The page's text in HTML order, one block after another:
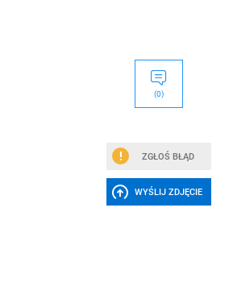
(0)
ZGŁOŚ BŁĄD
WYŚLIJ ZDJĘCIE